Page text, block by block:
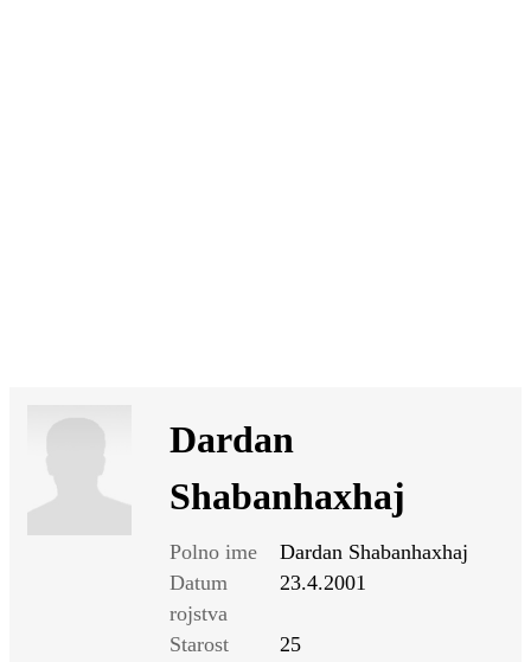
Dardan
Shabanhaxhaj
Polno ime
Dardan Shabanhaxhaj
Datum
rojstva
23.4.2001
Starost
25